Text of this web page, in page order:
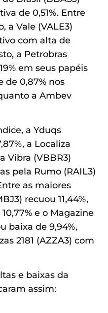
de 0,51%. Entre
a Vale (VALE3)
com alta de
a Petrobras
em seus papéis
de 0,87% nos
a Ambev
a Yduqs
a Localiza
Vibra (VBBR3)
pela Rumo (RAIL3)
as maiores
recuou 11,44%,
e o Magazine
baixa de 9,94%,
2181 (AZZA3) com
e baixas da
assim: